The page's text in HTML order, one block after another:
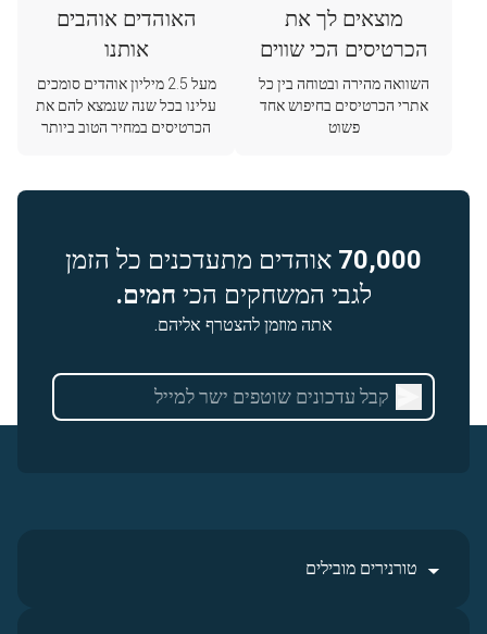
מוצאים לך את
הכרטיסים הכי שווים
השוואה מהירה ובטוחה בין כל
אתרי הכרטיסים בחיפוש אחד
פשוט
האוהדים אוהבים
אותנו
מעל 2.5 מיליון אוהדים סומכים
עלינו בכל שנה שנמצא להם את
הכרטיסים במחיר הטוב ביותר
70,000 אוהדים מתעדכנים כל הזמן
לגבי המשחקים הכי חמים.
אתה מוזמן להצטרף אליהם.
טורנירים מובילים